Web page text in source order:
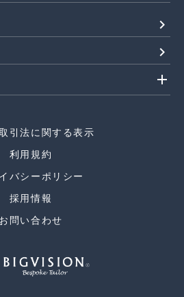
navigate_next
navigate_next
add
引法に関する表示
利用規約
バシーポリシー
採用情報
お問い合わせ